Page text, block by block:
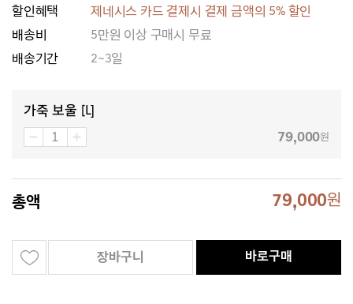
할인혜택
제네시스 카드 결제시 결제 금액의 5% 할인
배송비
5만원 이상 구매시 무료
배송기간
2~3일
가죽 보울 [L]
79,000원
총액 79,000원
장바구니 바로구매